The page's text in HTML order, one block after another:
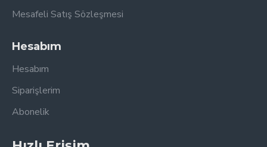
Mesafeli Satış Sözleşmesi
Hesabım
Hesabım
Siparişlerim
Abonelik